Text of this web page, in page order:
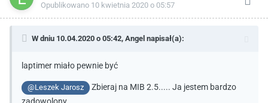
Opublikowano 10 kwietnia 2020 o 05:57
W dniu 10.04.2020 o 05:42, Angel napisał(a):
laptimer miało pewnie być
@Leszek Jarosz
Zbieraj na MIB 2.5..... Ja jestem bardzo
zadowolony